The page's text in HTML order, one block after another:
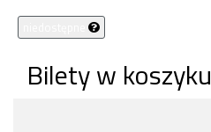
Bilety w koszyku